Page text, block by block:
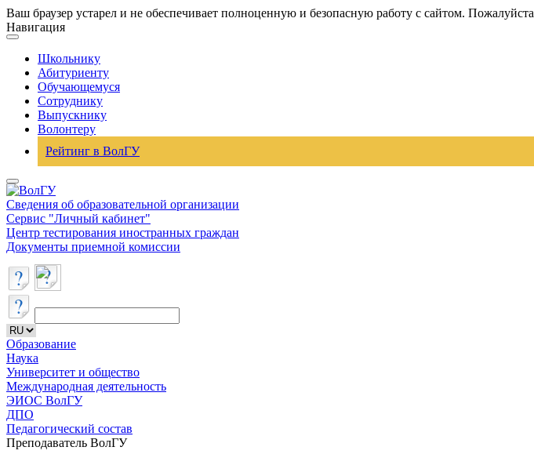
Ваш браузер устарел и не обеспечивает полноценную и безопасную работу с сайтом. Пожалуйста
Навигация
Школьнику
Абитуриенту
Обучающемуся
Сотруднику
Выпускнику
Волонтеру
Рейтинг в ВолГУ
Сведения об образовательной организации
Сервис "Личный кабинет"
Центр тестирования иностранных граждан
Документы приемной комиссии
Образование
Наука
Университет и общество
Международная деятельность
ЭИОС ВолГУ
ДПО
Педагогический состав
Преподаватель ВолГУ